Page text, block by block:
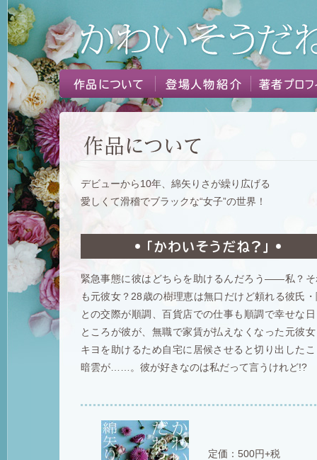
デビューから10年、綿矢りさが繰り広げる
愛しくて滑稽でブラックな“女子”の世界！
緊急事態に彼はどちらを助けるんだろう――私？そ
も元彼女？28歳の樹理恵は無口だけど頼れる彼氏
との交際が順調、百貨店での仕事も順調で幸せな
ところが彼が、無職で家賃が払えなくなった元彼
キヨを助けるため自宅に居候させると切り出した
暗雲が……。彼が好きなのは私だって言うけれど!?
定価：500円+税